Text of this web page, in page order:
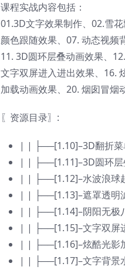
课程实战内容包括：
01.3D文字效果制作、02.雪
颜色跟随效果、07. 动态视频
11. 3D圆环层叠动画效果、
文字双屏进入进出效果、16.
加载动画效果、20. 烟囱冒烟
〖资源目录〗:
| | ├──[1.10]–3D翻折菜
| | ├──[1.11]–3D圆环层
| | ├──[1.12]–水波浪球
| | ├──[1.13]–遮罩透明
| | ├──[1.14]–阴阳无极
| | ├──[1.15]–文字双屏
| | ├──[1.16]–炫酷光影
| | ├──[1.17]–文字背景